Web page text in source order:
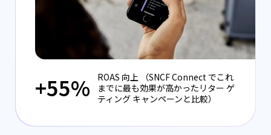
+55%
ROAS 向上 （SNCF Connect でこれ
までに最も効果が高かったリター ゲ
ティング キャンペーンと比較）